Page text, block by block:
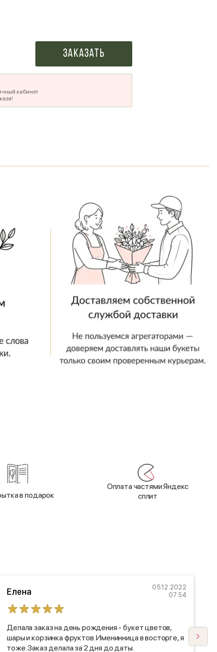
Заказать
кабинет
в подарок
Оплата частями Яндекс
сплит
Елена
05.12.2022
07:54
Делала заказ на день рождения - букет цветов,
шары и корзинка фруктов. Именинница в восторге, я
тоже. Заказ делала за 2 дня до даты.